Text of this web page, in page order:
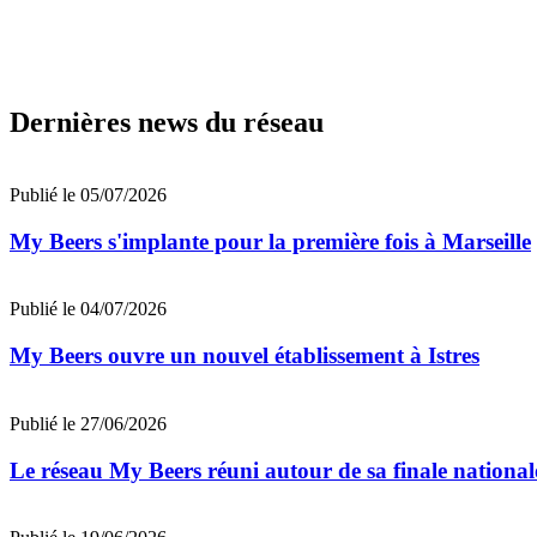
Dernières news du réseau
Publié le 05/07/2026
My Beers s'implante pour la première fois à Marseille
Publié le 04/07/2026
My Beers ouvre un nouvel établissement à Istres
Publié le 27/06/2026
Le réseau My Beers réuni autour de sa finale